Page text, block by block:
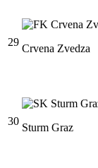
29
Crvena Zvedza
30
Sturm Graz